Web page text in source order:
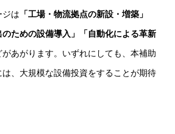
ジは 「工場・物流拠点の新設・増築」
のための設備導入」「自動化による革新
があがります。いずれにしても、本補助
、大規模な設備投資をすることが期待